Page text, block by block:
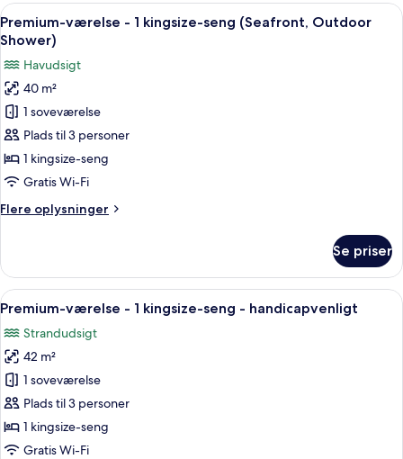
2
queensize-
(Seafront,
Beach
Access)
Indlæs
alle
billeder
af
Premium-
værelse
-
1
kingsize-
(Seafront,
Et moderne soveværelse med en
6
Premium-værelse - 1 kingsize-seng (Seafront, Outdoor
Shower)
Havudsigt
40 m²
1 soveværelse
Plads til 3 personer
1 kingsize-seng
Gratis Wi-Fi
Flere oplysninger
Flere
værelse
1
seng
(Seafront,
Outdoor
Shower)
Se priser
Indlæs
alle
billeder
af
Premium-
værelse
-
1
Et moderne soveværelse med en
5
Premium-værelse - 1 kingsize-seng - handicapvenligt
Strandudsigt
42 m²
1 soveværelse
Plads til 3 personer
1 kingsize-seng
Gratis Wi-Fi